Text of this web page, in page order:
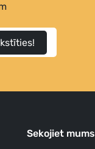
Sekojiet mums